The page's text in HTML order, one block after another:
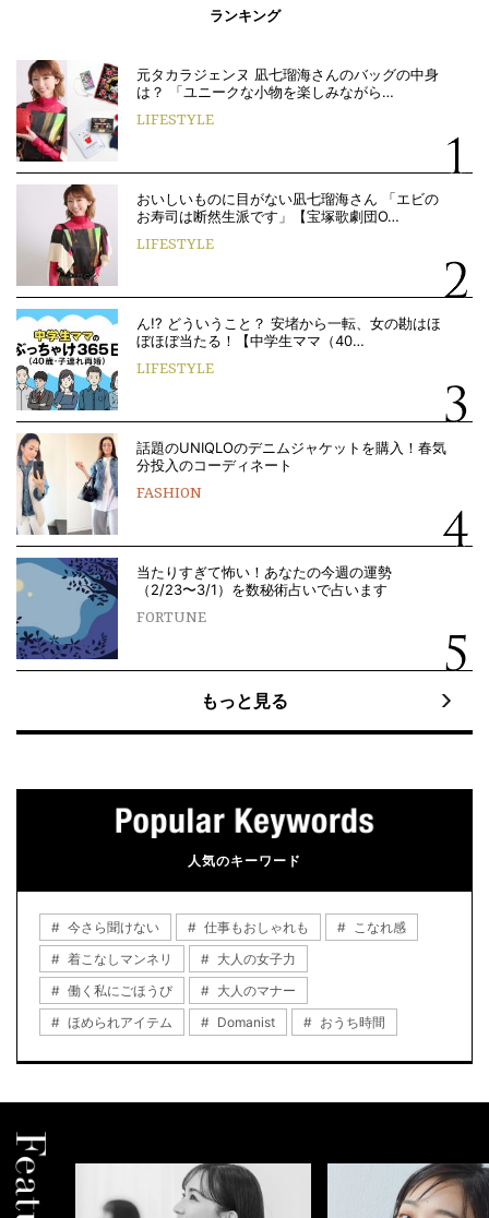
ランキング
元タカラジェンヌ 凪七瑠海さんのバッグの中身
は？ 「ユニークな小物を楽しみながら…
LIFESTYLE
おいしいものに目がない凪七瑠海さん 「エビの
お寿司は断然生派です」【宝塚歌劇団O…
LIFESTYLE
ん!? どういうこと？ 安堵から一転、女の勘はほ
ぼほぼ当たる！【中学生ママ（40…
LIFESTYLE
話題のUNIQLOのデニムジャケットを購入！春気
分投入のコーディネート
FASHION
当たりすぎて怖い！あなたの今週の運勢
（2/23〜3/1）を数秘術占いで占います
FORTUNE
もっと見る
人気のキーワード
今さら聞けない 仕事もおしゃれも
こなれ感
着こなしマンネリ
大人の女子力
働く私にごほうび
大人のマナー
ほめられアイテム
Domanist おうち時間